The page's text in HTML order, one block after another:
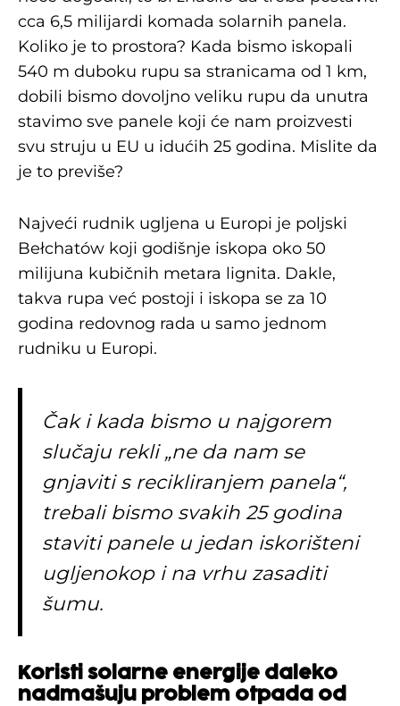
cca 6,5 milijardi komada solarnih panela.
Koliko je to prostora? Kada bismo iskopali
540 m duboku rupu sa stranicama od 1 km,
dobili bismo dovoljno veliku rupu da unutra
stavimo sve panele koji će nam proizvesti
svu struju u EU u idućih 25 godina. Mislite da
je to previše?
Najveći rudnik ugljena u Europi je poljski
Bełchatów koji godišnje iskopa oko 50
milijuna kubičnih metara lignita. Dakle,
takva rupa već postoji i iskopa se za 10
godina redovnog rada u samo jednom
rudniku u Europi.
Čak i kada bismo u najgorem
slučaju rekli „ne da nam se
gnjaviti s recikliranjem panela“,
trebali bismo svakih 25 godina
staviti panele u jedan iskorišteni
ugljenokop i na vrhu zasaditi
šumu.
Koristi solarne energije daleko
nadmašuju problem otpada od